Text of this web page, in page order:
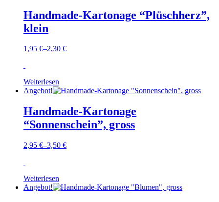
Handmade-Kartonage “Plüschherz”,
klein
1,95 €–2,30 €
Weiterlesen
Angebot!
Handmade-Kartonage
“Sonnenschein”, gross
2,95 €–3,50 €
Weiterlesen
Angebot!